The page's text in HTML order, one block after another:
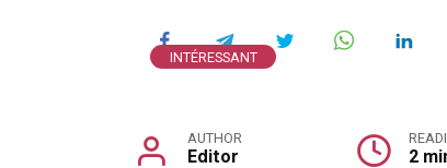
INTÉRESSANT
AUTHOR
Editor 2